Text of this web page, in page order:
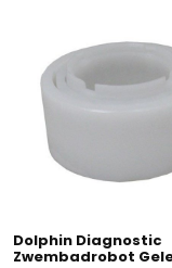
Dolphin Diagnostic
Zwembadrobot